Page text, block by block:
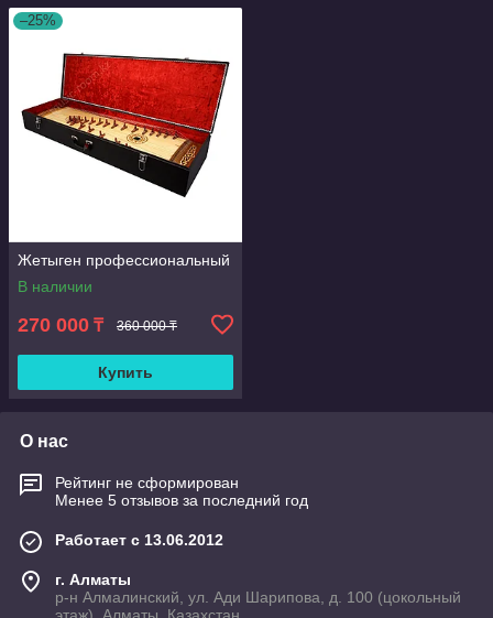
–25%
Жетыген профессиональный
В наличии
270 000 ₸ 360 000 ₸
Купить
О нас
Рейтинг не сформирован
Менее 5 отзывов за последний год
Работает с 13.06.2012
г. Алматы
р-н Алмалинский, ул. Ади Шарипова, д. 100 (цокольный